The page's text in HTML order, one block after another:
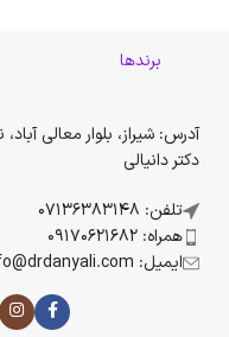
برندها
آدرس: شیراز، بلوار معالی
دکتر دانیالی
تلفن: 07136383148
همراه: 09170621682
ایمیل: info@drdanyali.com